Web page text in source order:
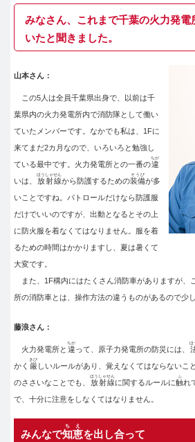
みなさん、これまで千葉の火力発電
いたと聞きました。
山本さん：
この5人は全員千葉県出身で、以前は千
葉県内の火力発電所内で消防隊として働い
ていたメンバーです。なかでも私は、1Fに
来てまだ2カ月なので、いろいろと勉強し
ている最中です。火力発電所との一番の違
ちが
いは、 放射線
ほうしゃせん
から防護するための装備
そうび
が多
いことですね。パトロールだけなら防護服
だけでいいのですが、出動となるとその上
に防火服を着なくてはなりません。服を着
るための時間はかかりますし、夏は暑くて
大変です。
また、1F構内にはたくさん消防車がありますが、
所の消防車とは、操作方法の違うものがあるので少
藤浪さん：
火力発電所と 違
ちが
って、原子力発電所の防災には、
ほ
かく 厳
きび
しいルールがあり、覚えなくてはならないこ
のささいなことでも、 放射線
ほうしゃせん
に関するルールに触
ふ
れ
で、十分に注意をしなくてはなりません。
みんなで知恵
ちえ
を出し合って